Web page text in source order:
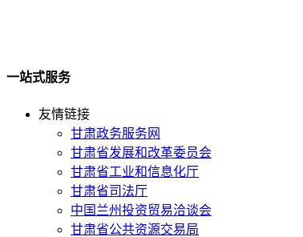
一站式服务
友情链接
甘肃政务服务网
甘肃省发展和改革委员会
甘肃省工业和信息化厅
甘肃省司法厅
中国兰州投资贸易洽谈会
甘肃省公共资源交易局